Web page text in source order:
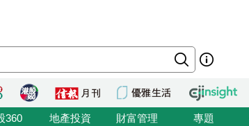
360 地產投資 財富管理 專題